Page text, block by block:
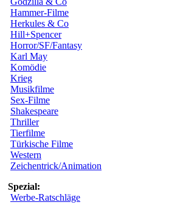
Hammer-Filme
Herkules & Co
Hill+Spencer
Horror/SF/Fantasy
Karl May
Komödie
Krieg
Musikfilme
Sex-Filme
Shakespeare
Thriller
Tierfilme
Türkische Filme
Western
Zeichentrick/Animation
Spezial:
Werbe-Ratschläge